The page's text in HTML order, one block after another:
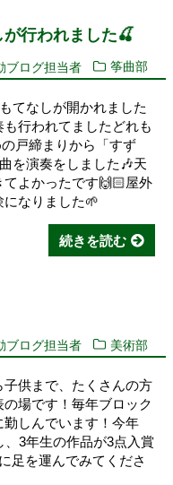
行われました🍒
ブログ担当者 筝曲部
てなしが開かれました
行われてましたどれも
戸締まりから「すず
を演奏をしました🎶天
よかったです🙌🏻屋外
なりました🌱
続きを読む
ブログ担当者 美術部
供まで、たくさんの方
場です！毎年ブロック
しんでいます！今年
3年生の作品が3点入賞
足を運んでみてくださ